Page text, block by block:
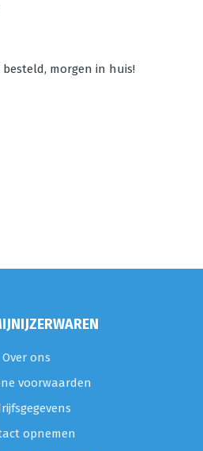
besteld, morgen in huis!
Over ons
voorwaarden
opnemen